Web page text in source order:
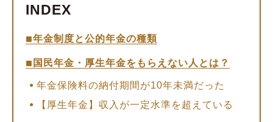
年金制度と公的年金の種類
国民年金・厚生年金をもらえない人とは？
年金保険料の納付期間が10年未満だった
【厚生年金】収入が一定水準を超えている